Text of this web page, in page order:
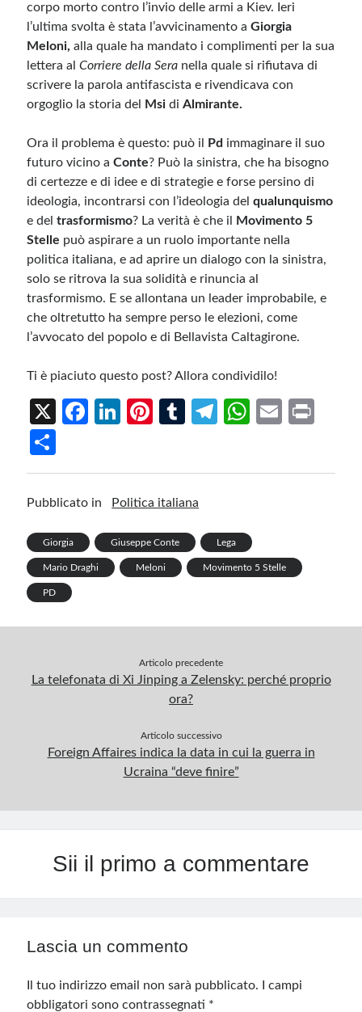
corpo morto contro l’invio delle armi a Kiev. Ieri
l’ultima svolta è stata l’avvicinamento aGiorgia
Meloni, alla quale ha mandato i complimenti per la sua
lettera al Corriere della Sera nella quale si rifiutava di
scrivere la parola antifascista e rivendicava con
orgoglio la storia del
Msi diAlmirante.
Ora il problema è questo: può il Pd immaginare il suo
futuro vicino aConte? Può la sinistra, che ha bisogno
di certezze e di idee e di strategie e forse persino di
ideologia, incontrarsi con l’ideologia delqualunquismo
e deltrasformismo? La verità è che il
Movimento 5
Stelle può aspirare a un ruolo importante nella
politica italiana, e ad aprire un dialogo con la sinistra,
solo se ritrova la sua solidità e rinuncia al
trasformismo. E se allontana un leader improbabile, e
che oltretutto ha sempre perso le elezioni, come
l’avvocato del popolo e di Bellavista Caltagirone.
Ti è piaciuto questo post? Allora condividilo!
X
Fa
o
k
Li
n
Pi
t
T
r
Te
W
p
p
E
h
ar
Pubblicato in Politica italiana
Giorgia Giuseppe Conte Lega
Mario Draghi Meloni Movimento 5 Stelle
PD
Articolo precedente
La telefonata di Xi Jinping a Zelensky: perché proprio
ora?
Articolo successivo
Foreign Affaires indica la data in cui la guerra in
Ucraina “deve finire”
Sii il primo a commentare
Lascia un commento
Il tuo indirizzo email non sarà pubblicato.
I campi
obbligatori sono contrassegnati *